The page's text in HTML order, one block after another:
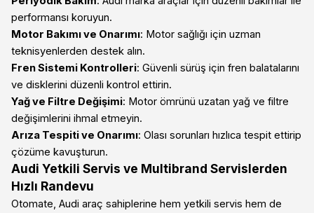
performansı koruyun.
Motor Bakımı ve Onarımı: Motor sağlığı için uzman
teknisyenlerden destek alın.
Fren Sistemi Kontrolleri: Güvenli sürüş için fren balatalarını
ve disklerini düzenli kontrol ettirin.
Yağ ve Filtre Değişimi: Motor ömrünü uzatan yağ ve filtre
değişimlerini ihmal etmeyin.
Arıza Tespiti ve Onarımı: Olası sorunları hızlıca tespit ettirip
çözüme kavuşturun.
Audi Yetkili Servis ve Multibrand Servislerden
Hızlı Randevu
Otomate, Audi araç sahiplerine hem yetkili servis hem de